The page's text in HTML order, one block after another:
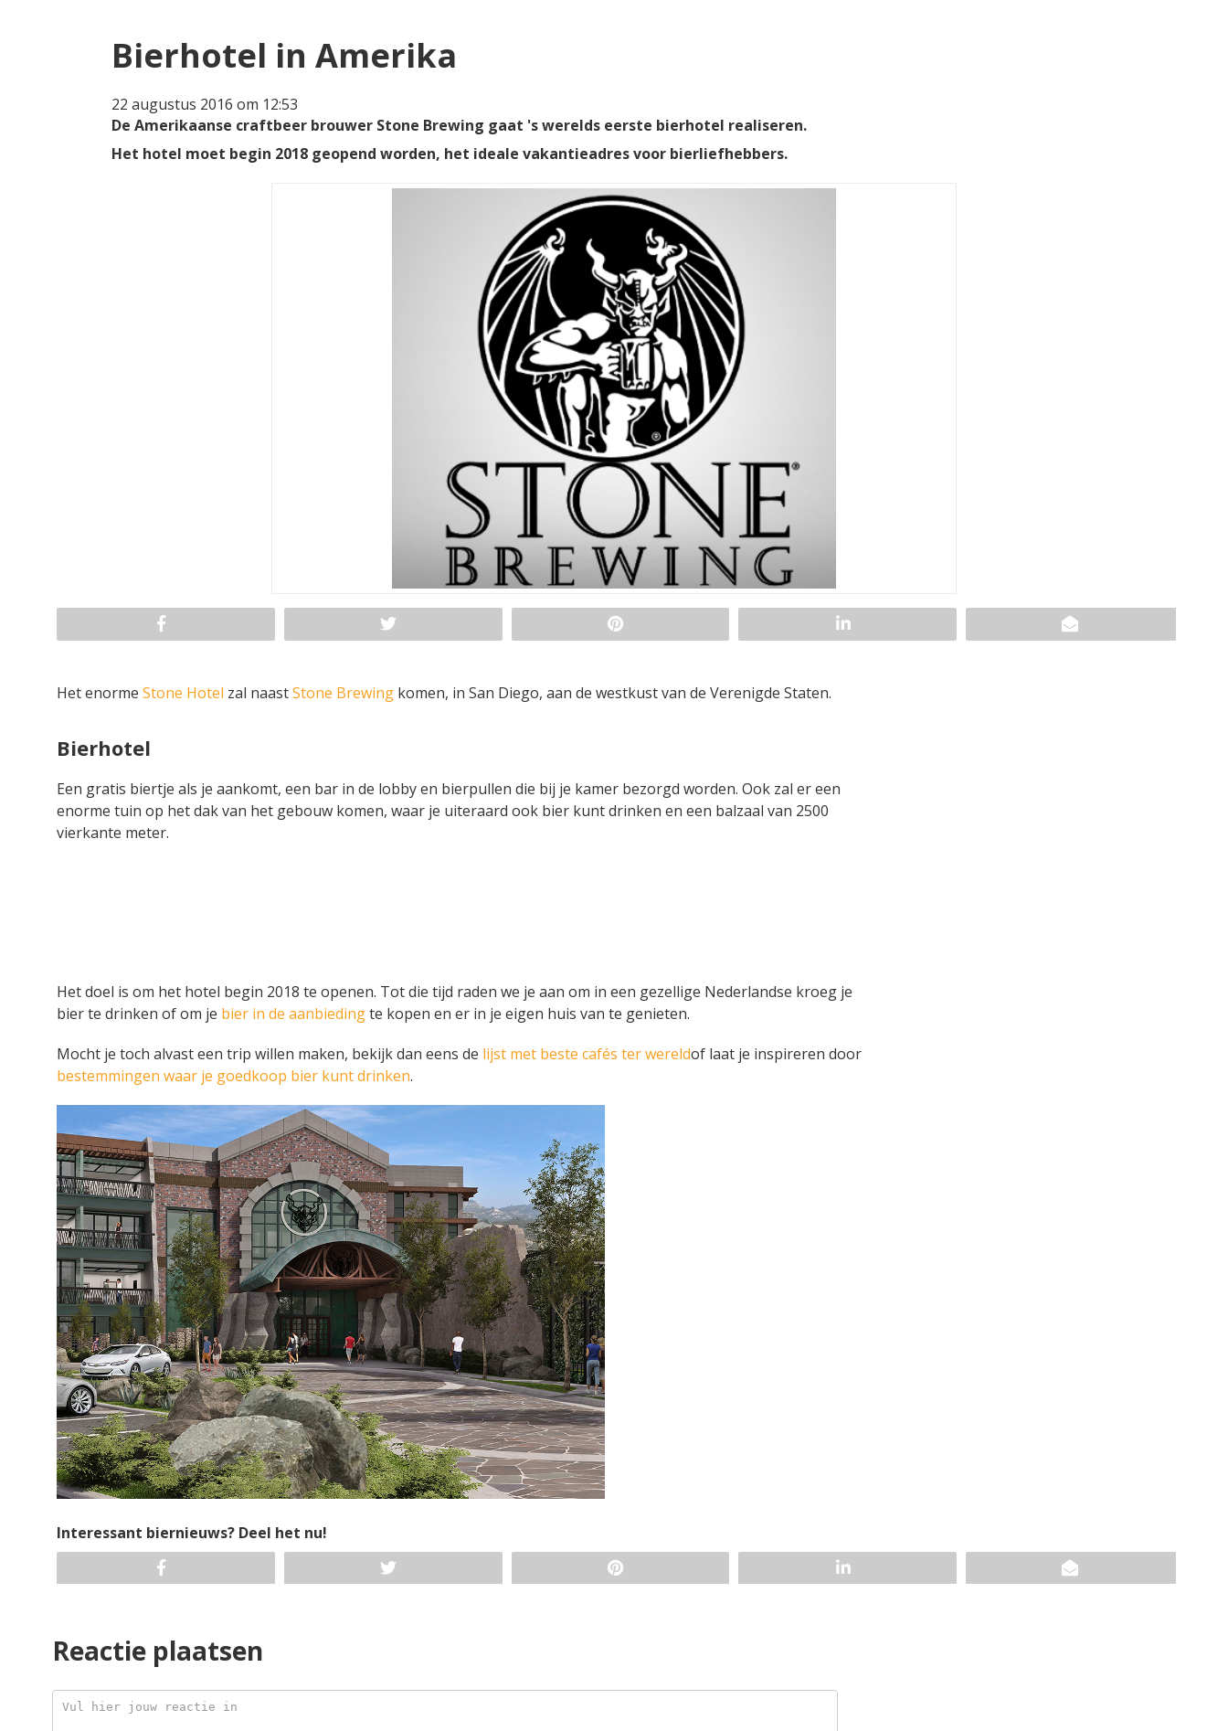
Bierhotel in Amerika
22 augustus 2016 om 12:53
De Amerikaanse craftbeer brouwer Stone Brewing gaat 's werelds eerste bierhotel realiseren.
Het hotel moet begin 2018 geopend worden, het ideale vakantieadres voor bierliefhebbers.
Het enorme Stone Hotel zal naastStone Brewingkomen, in San Diego, aan de westkust van de Verenigde Staten.
Bierhotel
Een gratis biertje als je aankomt, een bar in de lobby en bierpullen die bij je kamer bezorgd worden. Ook zal er een
enorme tuin op het dak van het gebouw komen, waar je uiteraard ook bier kunt drinken en een balzaal van 2500
vierkante meter.
Het doel is om het hotel begin 2018 te openen. Tot die tijd raden we je aan om in een gezellige Nederlandse kroeg je
bier te drinken of om je bier in de aanbiedingte kopen en er in je eigen huis van te genieten.
Mocht je toch alvast een trip willen maken, bekijk dan eens de lijst met beste cafés ter wereldof laat je inspireren door
bestemmingen waar je goedkoop bier kunt drinken.
Interessant biernieuws? Deel het nu!
Reactie plaatsen